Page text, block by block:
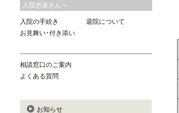
入院患者さんへ
入院の手続き
お見舞い･付き添い
退院について
相談窓口のご案内
よくある質問
お知らせ